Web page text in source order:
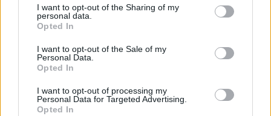
not limited to your visit or usage behaviour. You may click to
grant or deny consent to Google and its third-party tags to
use your data for below specified purposes in below Google
consent section.
I want to opt-out of the Sharing of my
personal data.
Opted In
I want to opt-out of the Sale of my
Personal Data.
Opted In
I want to opt-out of processing my
Personal Data for Targeted Advertising.
Opted In
fedeztek fel, és gyerekkorának fontos arab és zsidó
dalait dolgozták fel a
„AMIKOR GNAWA ZENÉT JÁTSZOM, TRANSZBA ESEK” –
SAÏD TICHITI-INTERJÚNK
Budapestre a négyfős, instrumentális
alapfelállásban érkezik a Sababa 5, akik előtt a
Chalabanmutatja be első nagylemezét.